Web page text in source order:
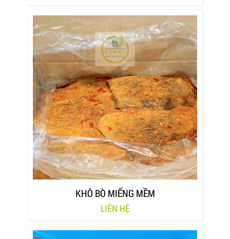
KHÔ BÒ MIẾNG MỀM
LIÊN HỆ